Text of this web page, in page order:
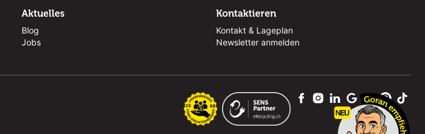
Aktuelles
Blog
Jobs
Kontaktieren
Kontakt & Lageplan
Newsletter anmelden